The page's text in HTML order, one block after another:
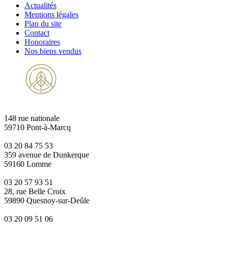
Actualités
Mentions légales
Plan du site
Contact
Honoraires
Nos biens vendus
148 rue nationale
59710 Pont-à-Marcq
03 20 84 75 53
359 avenue de Dunkerque
59160 Lomme
03 20 57 93 51
28, rue Belle Croix
59890 Quesnoy-sur-Deûle
03 20 09 51 06